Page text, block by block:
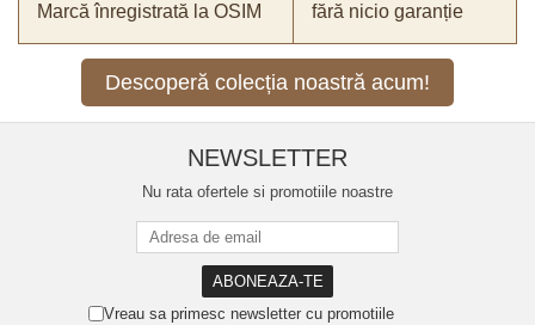
Marcă înregistrată la OSIM
fără nicio garanție
Descoperă colecția noastră acum!
NEWSLETTER
Nu rata ofertele si promotiile noastre
Vreau sa primesc newsletter cu promotiile